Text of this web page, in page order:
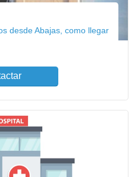
desde Abajas, como llegar